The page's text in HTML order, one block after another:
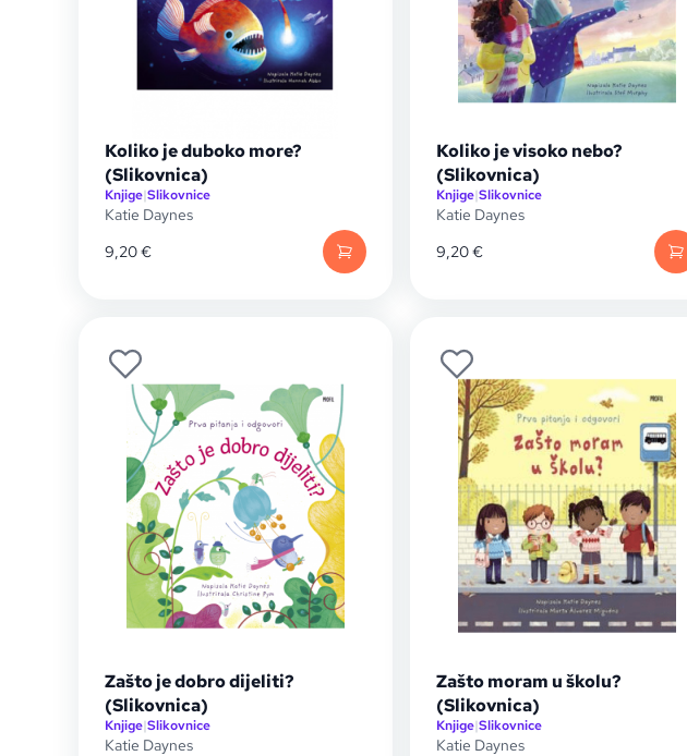
Koliko je duboko more?
(Slikovnica)
Knjige|Slikovnice
Katie Daynes
9,20€
Koliko je visoko nebo?
(Slikovnica)
Knjige|Slikovnice
Katie Daynes
9,20€
Zašto je dobro dijeliti?
(Slikovnica)
Knjige|Slikovnice
Katie Daynes
Zašto moram u školu?
(Slikovnica)
Knjige|Slikovnice
Katie Daynes